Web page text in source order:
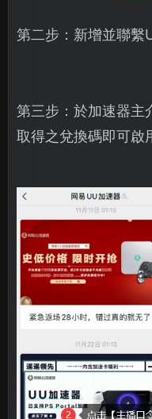
第二步：新增並聯繫
第三步：於加速器主
取得之兌換碼即可啟